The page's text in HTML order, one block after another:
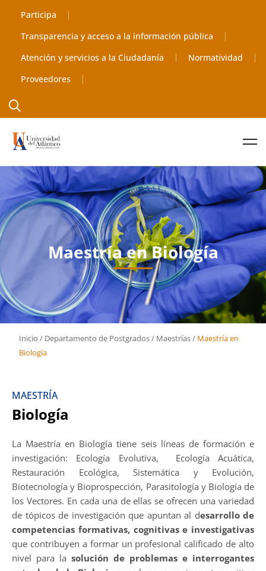
Participa
Transparencia y acceso a la información pública
Atención y servicios a la Ciudadanía
Normatividad
Proveedores
Maestría en Biología
Inicio / Departamento de Postgrados/ Maestrías/Maestría en
Biología
MAESTRÍA
Biología
La Maestría en Biología tiene seis líneas de formación e
investigación: Ecología Evolutiva, Ecología Acuática,
Restauración Ecológica, Sistemática y Evolución,
Biotecnología y Bioprospección, Parasitología y Biología de
los Vectores. En cada una de ellas se ofrecen una variedad
de tópicos de investigación que apuntan al desarrollo de
competencias formativas, cognitivas e investigativas
que contribuyen a formar un profesional calificado de alto
nivel para la solución de problemas e interrogantes